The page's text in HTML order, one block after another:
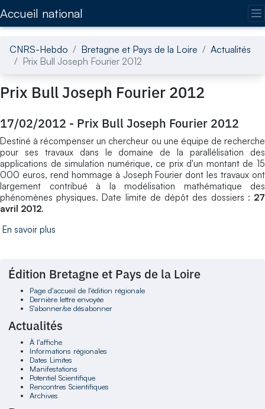
Accueil national
CNRS-Hebdo Bretagne et Pays de la Loire
Actualités
Prix Bull Joseph Fourier 2012
Prix Bull Joseph Fourier 2012
17/02/2012 - Prix Bull Joseph Fourier 2012
Destiné à récompenser un chercheur ou une équipe de recherche
pour ses travaux dans le domaine de la parallélisation des
applications de simulation numérique, ce prix d'un montant de 15
000 euros, rend hommage à Joseph Fourier dont les travaux ont
largement contribué à la modélisation mathématique des
phénomènes physiques. Date limite de dépôt des dossiers : 27
avril 2012.
En savoir plus
Édition Bretagne et Pays de la Loire
Page d'accueil de l'édition régionale
Dernière lettre envoyée
S'abonner/se désabonner
Actualités
À l'affiche
Informations régionales
Dates Limites
Manifestations
Potentiel Scientifique
Rencontres Scientifiques
Archives